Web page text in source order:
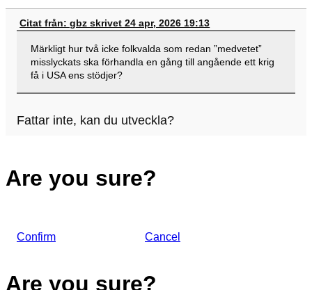
Citat från: gbz skrivet 24 apr, 2026 19:13
Märkligt hur två icke folkvalda som redan ”medvetet”
misslyckats ska förhandla en gång till angående ett krig
få i USA ens stödjer?
Fattar inte, kan du utveckla?
Are you sure?
Confirm Cancel
Are you sure?